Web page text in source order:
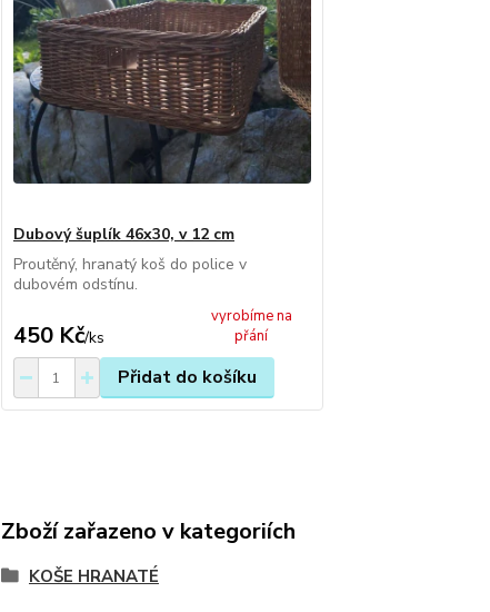
Dubový šuplík 46x30, v 12 cm
Proutěný, hranatý koš do police v
dubovém odstínu.
450 Kč/ks
vyrobíme na
přání
Přidat do košíku
Zboží zařazeno v kategoriích
KOŠE HRANATÉ